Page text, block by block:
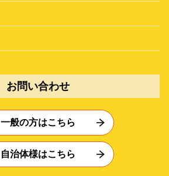
お問い合わせ
一般の方はこちら
自治体様はこちら